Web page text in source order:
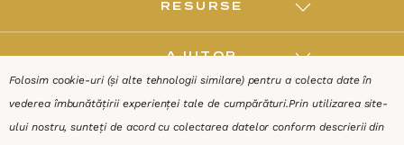
RESURSE
AJUTOR
DESPRE
Folosim cookie-uri (și alte tehnologii similare) pentru a colecta date în
vederea îmbunătățirii experienței tale de cumpărături.Prin utilizarea site-
ului nostru, sunteți de acord cu colectarea datelor conform descrierii din